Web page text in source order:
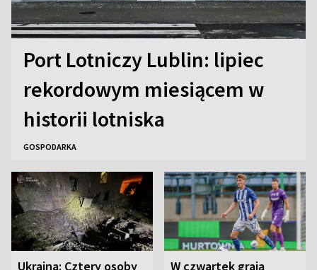
Port Lotniczy Lublin: lipiec
rekordowym miesiącem w
historii lotniska
GOSPODARKA
Ukraina: Cztery osoby
W czwartek grają